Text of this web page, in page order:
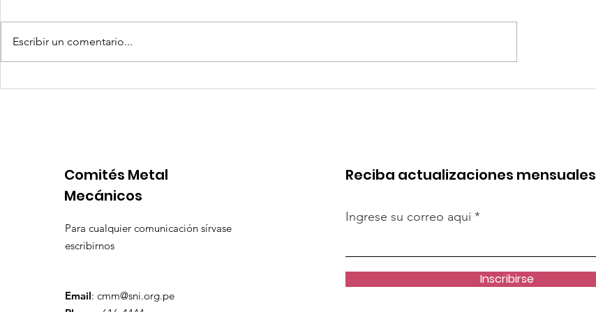
Coca-Cola invertirá mil
Senace aprobó mejoras
Quilla Resources
Escribir un comentario...
Comités Metal
Mecánicos
Para cualquier comunicación sírvase
escribirnos
Email: cmm@sni.org.pe
Reciba actualizaciones mensuales
Ingrese su correo aqui
Inscribirse